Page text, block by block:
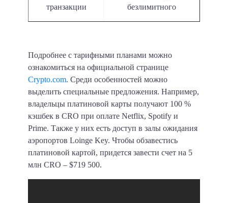
транзакции
безлимитного
Подробнее с тарифными планами можно
ознакомиться на официальной странице
Crypto.com. Среди особенностей можно
выделить специальные предложения. Например,
владельцы платиновой карты получают 100 %
кэшбек в CRO при оплате Netflix, Spotify и
Prime. Также у них есть доступ в залы ожидания
аэропортов Loinge Key. Чтобы обзавестись
платиновой картой, придется завести счет на 5
млн CRO – $719 500.